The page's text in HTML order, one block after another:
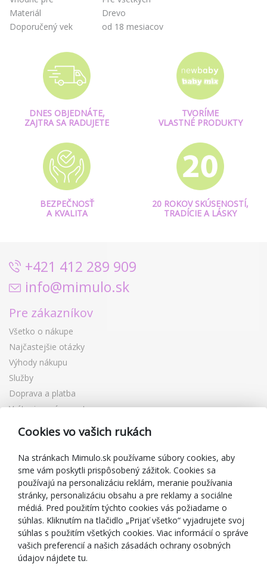
Materiál
Drevo
Doporučený vek
od 18 mesiacov
DNES OBJEDNÁTE,
ZAJTRA SA RADUJETE
TVORÍME
VLASTNÉ PRODUKTY
BEZPEČNOSŤ
A KVALITA
20 ROKOV SKÚSENOSTÍ,
TRADÍCIE A LÁSKY
+421 412 289 909
info@mimulo.sk
Pre zákazníkov
Všetko o nákupe
Najčastejšie otázky
Výhody nákupu
Služby
Doprava a platba
Vrátenie a výmena tovaru
Reklamácia
Darčekové poukážky
Zľavové kupóny
Blog
O predajcovi
Mimulo.sk
Obchodné podmienky
Ochrana osobných údajov GDPR
Kontakty
Cookies vo vašich rukách
Na stránkach Mimulo.sk používame súbory cookies, aby
sme vám poskytli prispôsobený zážitok. Cookies sa
používajú na personalizáciu reklám, meranie používania
stránky, personalizáciu obsahu a pre reklamy a sociálne
médiá. Pred použitím týchto cookies vás požiadame o
súhlas. Kliknutím na tlačidlo „Prijať všetko“ vyjadrujete svoj
súhlas s použitím všetkých cookies. Viac informácií o správe
vašich preferencií a našich zásadách ochrany osobných
údajov nájdete tu.